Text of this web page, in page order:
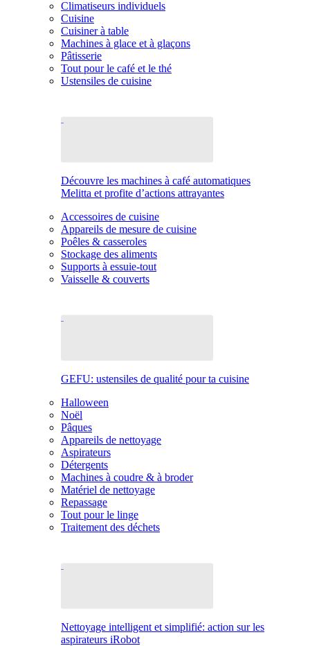
Climatiseurs individuels
Cuisine
Cuisiner à table
Machines à glace et à glaçons
Pâtisserie
Tout pour le café et le thé
Ustensiles de cuisine
Découvre les machines à café automatiques
Melitta et profite d’actions attrayantes
Accessoires de cuisine
Appareils de mesure de cuisine
Poêles & casseroles
Stockage des aliments
Supports à essuie-tout
Vaisselle & couverts
GEFU: ustensiles de qualité pour ta cuisine
Halloween
Noël
Pâques
Appareils de nettoyage
Aspirateurs
Détergents
Machines à coudre & à broder
Matériel de nettoyage
Repassage
Tout pour le linge
Traitement des déchets
Nettoyage intelligent et simplifié: action sur les
aspirateurs iRobot